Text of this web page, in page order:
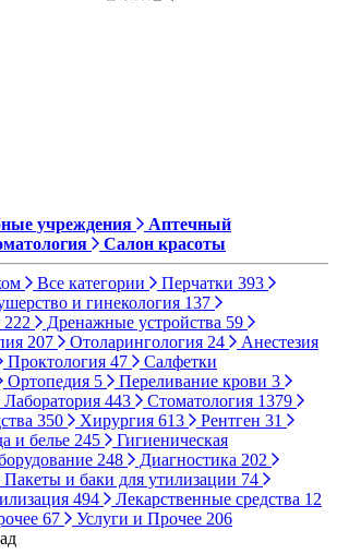
учреждения
Аптечный
Салон красоты
Все категории Перчатки 393
и гинекология 137
222 Дренажные устройства 59
207 Отоларингология 24
Анестезия
Проктология 47
Салфетки
Ортопедия 5 Переливание крови 3
Лаборатория 443 Стоматология 1379
350 Хирургия 613 Рентген 31
и белье 245
Гигиеническая
248 Диагностика 202
Пакеты и баки для утилизации 74
494 Лекарственные средства 12
67 Услуги и Прочее 206